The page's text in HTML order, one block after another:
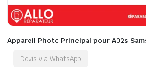
Appareil Photo Principal pour A02s
Devis via WhatsApp